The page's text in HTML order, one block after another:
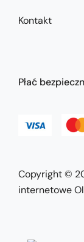
Kontakt
Płać
Copyright ©
internetowe